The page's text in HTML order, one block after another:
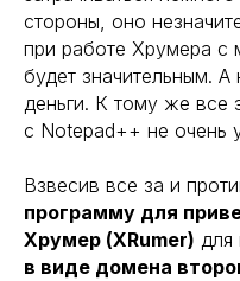
стороны, оно
при работе Хрумера с
будет значительным.
деньги. К тому же все
с Notepad++ не очень
Взвесив все за и
программу для
Хрумер (XRumer) для
в виде домена